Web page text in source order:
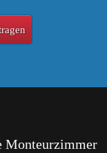
Monteurzimmer